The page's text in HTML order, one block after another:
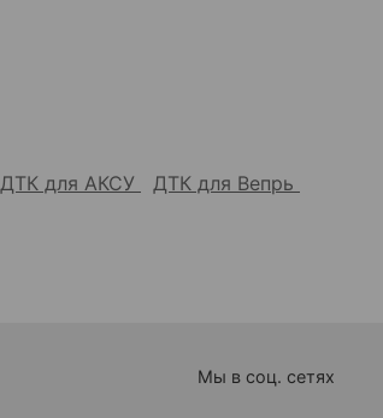
ДТК для АКСУ
ДТК для Вепрь
Мы в соц. сетях